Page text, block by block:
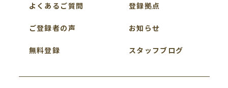
よくあるご質問
ご登録者の声
無料登録
登録拠点
お知らせ
スタッフブログ